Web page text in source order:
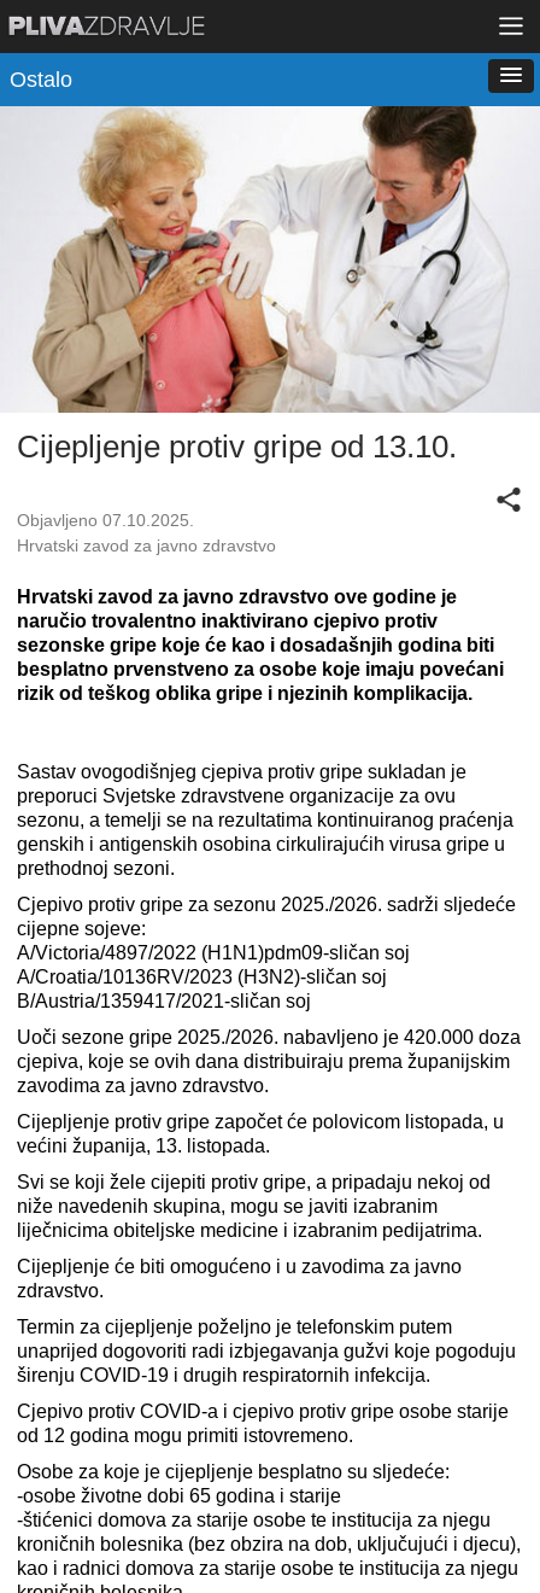
Ostalo
Cijepljenje protiv gripe od 13.10.
Objavljeno 07.10.2025.
Hrvatski zavod za javno zdravstvo
Hrvatski zavod za javno zdravstvo ove godine je
naručio trovalentno inaktivirano cjepivo protiv
sezonske gripe koje će kao i dosadašnjih godina biti
besplatno prvenstveno za osobe koje imaju povećani
rizik od teškog oblika gripe i njezinih komplikacija.
Sastav ovogodišnjeg cjepiva protiv gripe sukladan je
preporuci Svjetske zdravstvene organizacije za ovu
sezonu, a temelji se na rezultatima kontinuiranog praćenja
genskih i antigenskih osobina cirkulirajućih virusa gripe u
prethodnoj sezoni.
Cjepivo protiv gripe za sezonu 2025./2026. sadrži sljedeće
cijepne sojeve:
A/Victoria/4897/2022 (H1N1)pdm09-sličan soj
A/Croatia/10136RV/2023 (H3N2)-sličan soj
B/Austria/1359417/2021-sličan soj
Uoči sezone gripe 2025./2026. nabavljeno je 420.000 doza
cjepiva, koje se ovih dana distribuiraju prema županijskim
zavodima za javno zdravstvo.
Cijepljenje protiv gripe započet će polovicom listopada, u
većini županija, 13. listopada.
Svi se koji žele cijepiti protiv gripe, a pripadaju nekoj od
niže navedenih skupina, mogu se javiti izabranim
liječnicima obiteljske medicine i izabranim pedijatrima.
Cijepljenje će biti omogućeno i u zavodima za javno
zdravstvo.
Termin za cijepljenje poželjno je telefonskim putem
unaprijed dogovoriti radi izbjegavanja gužvi koje pogoduju
širenju COVID-19 i drugih respiratornih infekcija.
Cjepivo protiv COVID-a i cjepivo protiv gripe osobe starije
od 12 godina mogu primiti istovremeno.
Osobe za koje je cijepljenje besplatno su sljedeće:
-osobe životne dobi 65 godina i starije
-štićenici domova za starije osobe te institucija za njegu
kroničnih bolesnika (bez obzira na dob, uključujući i djecu),
kao i radnici domova za starije osobe te institucija za njegu